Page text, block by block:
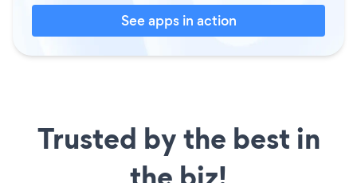
See apps in action
Trusted by the best in